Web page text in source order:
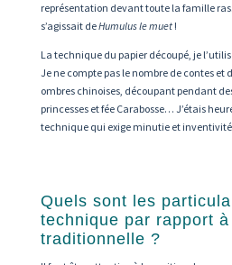
représentation devant toute la famille
s’agissait deHumulus le muet!
La technique du papier découpé, je
Je ne compte pas le nombre de contes et
ombres chinoises, découpant pendant
princesses et fée Carabosse… J’étais
technique qui exige minutie et
Quels sont les
technique par rapport à
traditionnelle ?